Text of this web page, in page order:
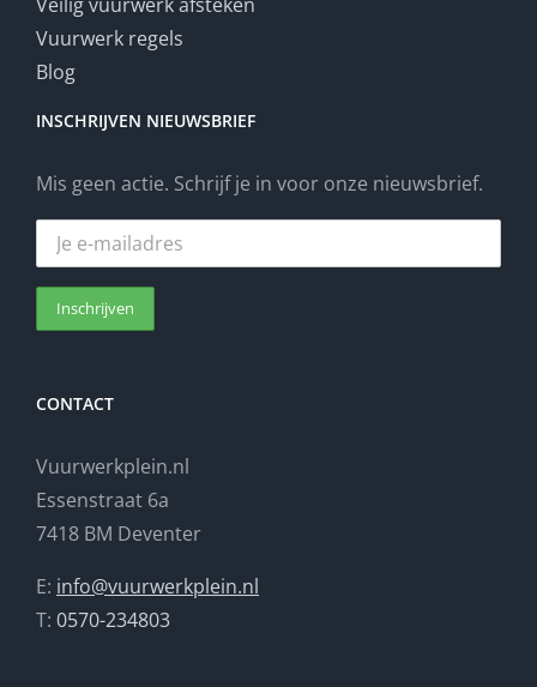
Vuurwerk regels
Blog
INSCHRIJVEN NIEUWSBRIEF
Mis geen actie. Schrijf je in voor onze nieuwsbrief.
CONTACT
Vuurwerkplein.nl
Essenstraat 6a
7418 BM Deventer
E: info@vuurwerkplein.nl
T: 0570-234803